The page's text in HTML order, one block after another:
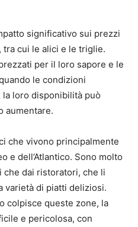
significativo sui prezzi
cui le alici e le triglie.
per il loro sapore e le
le condizioni
loro disponibilità può
aumentare.
che vivono principalmente
e dell’Atlantico. Sono molto
che dai ristoratori, che li
varietà di piatti deliziosi.
colpisce queste zone, la
e pericolosa, con